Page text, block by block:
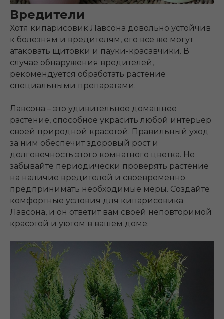
Вредители
Хотя кипарисовик Лавсона довольно устойчив
к болезням и вредителям, его все же могут
атаковать щитовки и пауки-красавчики. В
случае обнаружения вредителей,
рекомендуется обработать растение
специальными препаратами.
Лавсона – это удивительное домашнее
растение, способное украсить любой интерьер
своей природной красотой. Правильный уход
за ним обеспечит здоровый рост и
долговечность этого комнатного цветка. Не
забывайте периодически проверять растение
на наличие вредителей и своевременно
предпринимать необходимые меры. Создайте
комфортные условия для кипарисовика
Лавсона, и он ответит вам своей неповторимой
красотой и уютом в вашем доме.